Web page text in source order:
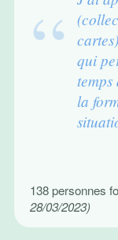
qui
la
138 personnes
28/03/2023)